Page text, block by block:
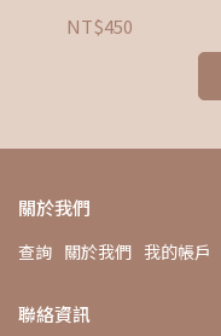
NT$450
關於我們
查詢 關於我們 我的帳戶
聯絡資訊